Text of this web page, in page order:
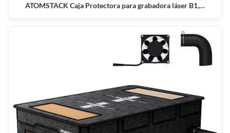
ATOMSTACK Caja Protectora para grabadora láser B1,…